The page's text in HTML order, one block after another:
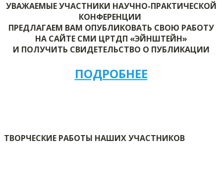
УВАЖАЕМЫЕ УЧАСТНИКИ НАУЧНО-ПРАКТИЧЕСКОЙ
КОНФЕРЕНЦИИ
ПРЕДЛАГАЕМ ВАМ ОПУБЛИКОВАТЬ СВОЮ РАБОТУ
НА САЙТЕ СМИ ЦРТДП «ЭЙНШТЕЙН»
И ПОЛУЧИТЬ СВИДЕТЕЛЬСТВО О ПУБЛИКАЦИИ
ПОДРОБНЕЕ
ТВОРЧЕСКИЕ РАБОТЫ НАШИХ УЧАСТНИКОВ